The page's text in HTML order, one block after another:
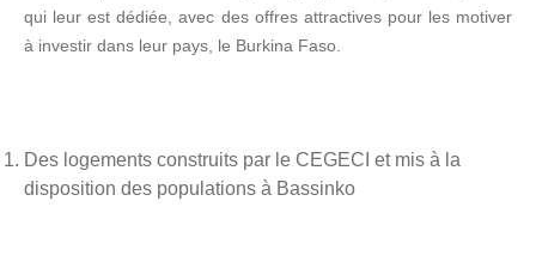
qui leur est dédiée, avec des offres attractives pour les motiver
à investir dans leur pays, le Burkina Faso.
Des logements construits par le CEGECI et mis à la
disposition des populations à Bassinko